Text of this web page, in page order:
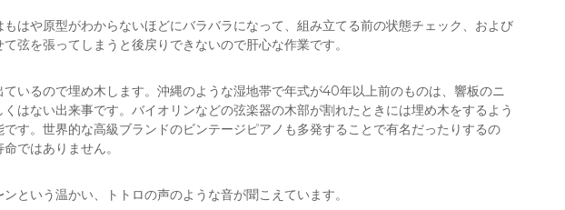
はや原型がわからないほどにバラバラになって、組み立てる前の状態チェック、および
弦を張ってしまうと後戻りできないので肝心な作業です。
いるので埋め木します。沖縄のような湿地帯で年式が40年以上前のものは、響板のニ
はない出来事です。バイオリンなどの弦楽器の木部が割れたときには埋め木をするよう
す。世界的な高級ブランドのビンテージピアノも多発することで有名だったりするの
ではありません。
という温かい、トトロの声のような音が聞こえています。